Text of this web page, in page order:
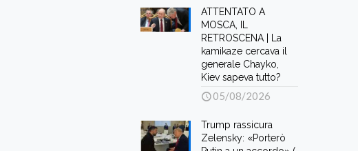
ATTENTATO A
MOSCA, IL
RETROSCENA | La
kamikaze cercava il
generale Chayko,
Kiev sapeva tutto?
05/08/2026
Trump rassicura
Zelensky: «Porterò